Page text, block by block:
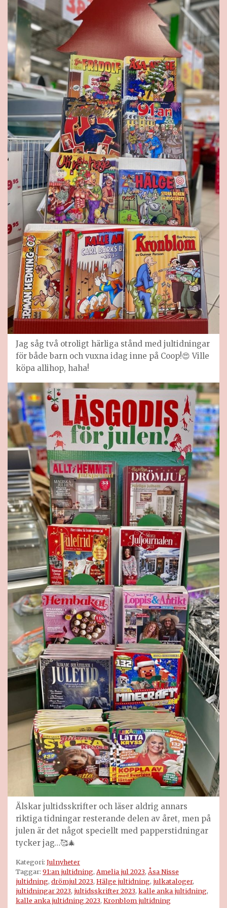
Jag såg två otroligt härliga stånd med jultidningar
för både barn och vuxna idag inne på Coop!😍 Ville
köpa allihop, haha!
Älskar jultidsskrifter och läser aldrig annars
riktiga tidningar resterande delen av året, men på
julen är det något speciellt med papperstidningar
tycker jag…🥰🎄
Kategori: Julnyheter
Taggar: 91:an jultidning, Amelia jul 2023, Åsa Nisse
jultidning, drömjul 2023, Hälge jultidning, julkataloger,
jultidningar 2023, jultidsskrifter 2023, kalle anka jultidning,
kalle anka jultidning 2023, Kronblom jultidning